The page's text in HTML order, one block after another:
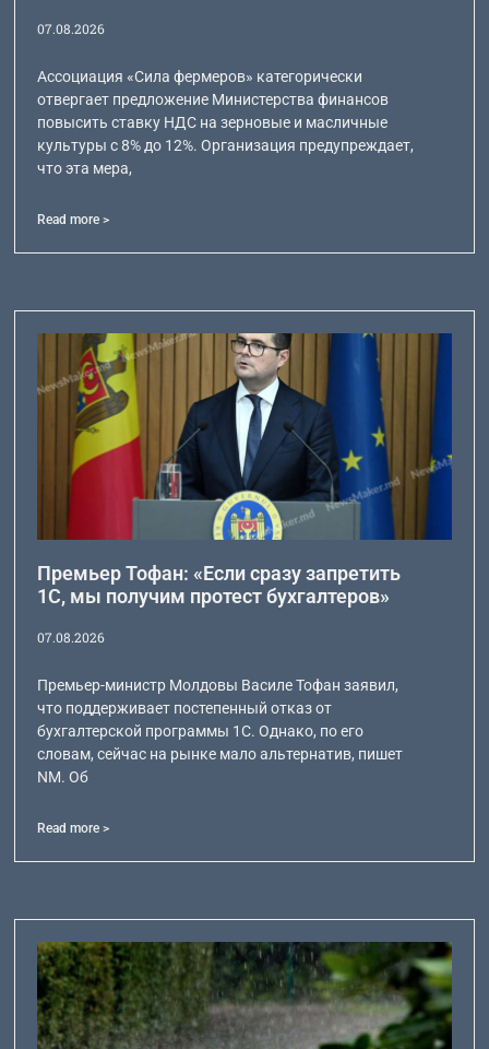
07.08.2026
Ассоциация «Сила фермеров» категорически
отвергает предложение Министерства финансов
повысить ставку НДС на зерновые и масличные
культуры с 8% до 12%. Организация предупреждает,
что эта мера,
Read more >
Премьер Тофан: «Если сразу запретить
1С, мы получим протест бухгалтеров»
07.08.2026
Премьер-министр Молдовы Василе Тофан заявил,
что поддерживает постепенный отказ от
бухгалтерской программы 1С. Однако, по его
словам, сейчас на рынке мало альтернатив, пишет
NM. Об
Read more >